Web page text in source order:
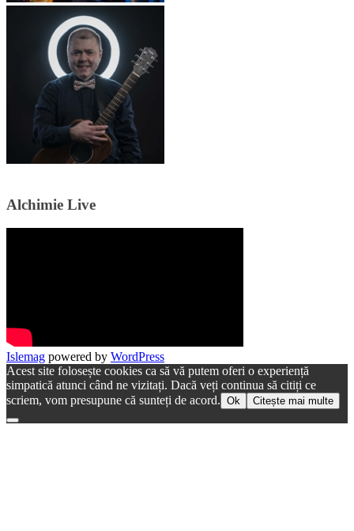
Alchimie Live
Islemag powered by WordPress
Acest site folosește cookies ca să vă putem oferi o experiență
simpatică atunci când ne vizitați. Dacă veți continua să citiți ce
scriem, vom presupune că sunteți de acord. Ok Citește mai multe